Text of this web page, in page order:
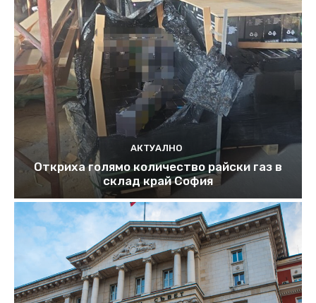
АКТУАЛНО
Откриха голямо количество райски газ в
склад край София